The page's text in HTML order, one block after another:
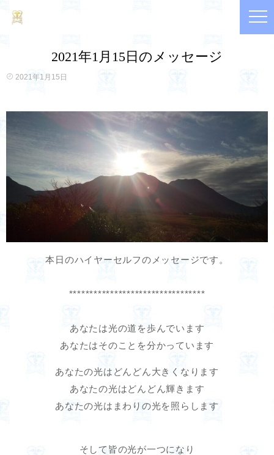
2021年1月15日のメッセージ
2021年1月15日
本日のハイヤーセルフのメッセージです。
*********************************
あなたは光の道を歩んでいます
あなたはそのことを分かっています
あなたの光はどんどん大きくなります
あなたの光はどんどん輝きます
あなたの光はまわりの光を照らします
そして皆の光が一つになり